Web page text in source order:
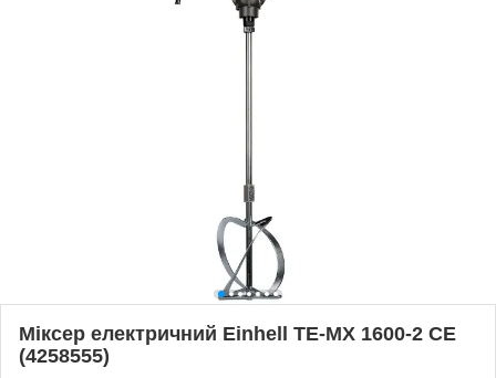
Міксер електричний Einhell TE-MX 1600-2 CE
(4258555)